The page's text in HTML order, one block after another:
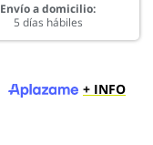
Envío a domicilio:
5 días hábiles
+ INFO